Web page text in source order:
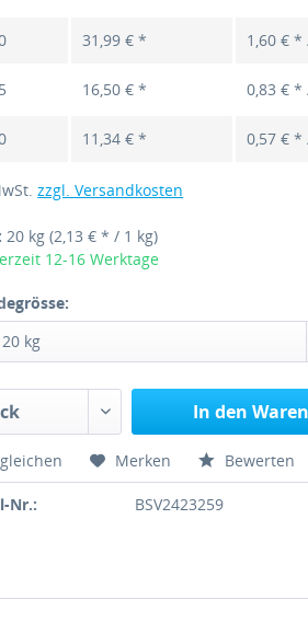
31,99 € * 1,60 € *
16,50 € * 0,83 € *
11,34 € * 0,57 € *
zzgl. Versandkosten
20 kg(2,13 € * / 1 kg)
12-16 Werktage
In den
Merken Bewerten
Nr.: BSV2423259